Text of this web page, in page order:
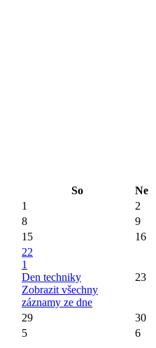
So
Ne
1
2
8
9
15 16
22
1
Den techniky
Zobrazit všechny
záznamy ze dne
23
29
30
5 6